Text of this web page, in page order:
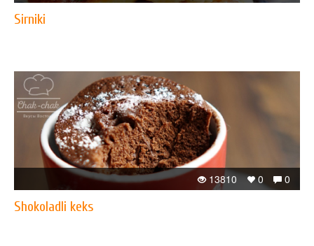
Sirniki
0
0
13810
Shokoladli keks